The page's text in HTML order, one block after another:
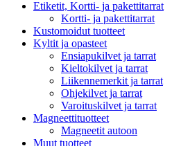
Etiketit, Kortti- ja pakettitarrat
Kortti- ja pakettitarrat
Kustomoidut tuotteet
Kyltit ja opasteet
Ensiapukilvet ja tarrat
Kieltokilvet ja tarrat
Liikennemerkit ja tarrat
Ohjekilvet ja tarrat
Varoituskilvet ja tarrat
Magneettituotteet
Magneetit autoon
Muut tuotteet